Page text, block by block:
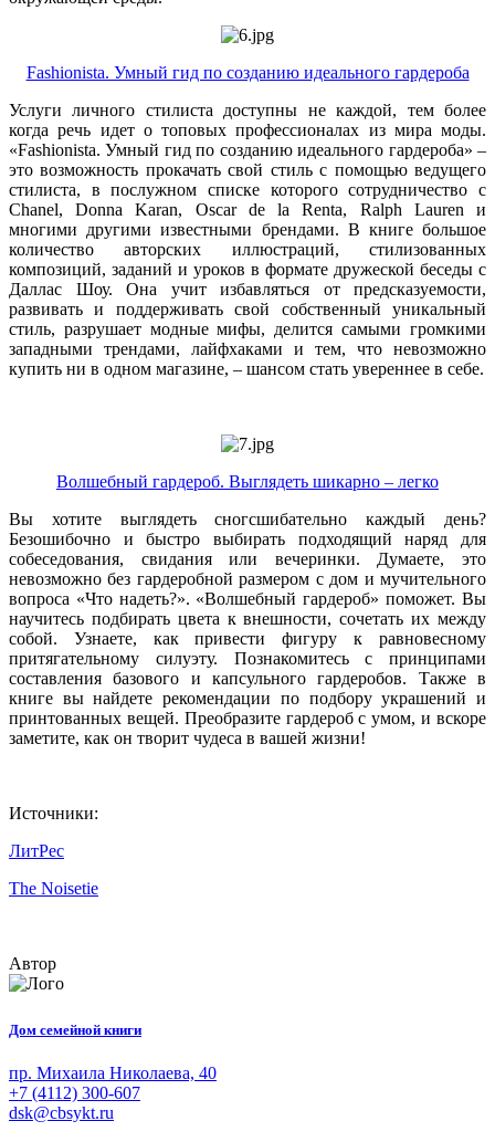
Fashionista. Умный гид по созданию идеального гардероба
Услуги личного стилиста доступны не каждой, тем более
когда речь идет о топовых профессионалах из мира моды.
«Fashionista. Умный гид по созданию идеального гардероба» –
это возможность прокачать свой стиль с помощью ведущего
стилиста, в послужном списке которого сотрудничество с
Chanel, Donna Karan, Oscar de la Renta, Ralph Lauren и
многими другими известными брендами. В книге большое
количество авторских иллюстраций, стилизованных
композиций, заданий и уроков в формате дружеской беседы с
Даллас Шоу. Она учит избавляться от предсказуемости,
развивать и поддерживать свой собственный уникальный
стиль, разрушает модные мифы, делится самыми громкими
западными трендами, лайфхаками и тем, что невозможно
купить ни в одном магазине, – шансом стать увереннее в себе.
Волшебный гардероб. Выглядеть шикарно – легко
Вы хотите выглядеть сногсшибательно каждый день?
Безошибочно и быстро выбирать подходящий наряд для
собеседования, свидания или вечеринки. Думаете, это
невозможно без гардеробной размером с дом и мучительного
вопроса «Что надеть?». «Волшебный гардероб» поможет. Вы
научитесь подбирать цвета к внешности, сочетать их между
собой. Узнаете, как привести фигуру к равновесному
притягательному силуэту. Познакомитесь с принципами
составления базового и капсульного гардеробов. Также в
книге вы найдете рекомендации по подбору украшений и
принтованных вещей. Преобразите гардероб с умом, и вскоре
заметите, как он творит чудеса в вашей жизни!
Источники:
ЛитРес
The Noisetie
Автор
Дом семейной книги
пр. Михаила Николаева, 40
+7 (4112) 300-607
dsk@cbsykt.ru